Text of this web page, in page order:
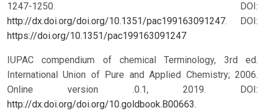
1247-1250. DOI:
http://dx.doi.org/doi.org/10.1351/pac199163091247.
DOI:
https://doi.org/10.1351/pac199163091247
IUPAC compendium of chemical Terminology, 3rd ed.
International Union of Pure and Applied Chemistry; 2006.
Online version .0.1, 2019. DOI:
http://dx.doi.org/doi.org/10.goldbook.B00663.